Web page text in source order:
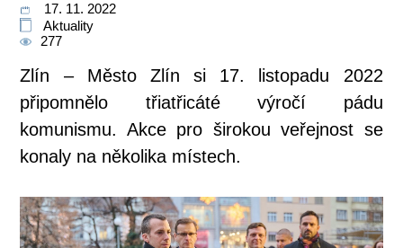
17. 11. 2022
Aktuality
277
Zlín – Město Zlín si 17. listopadu 2022
připomnělo třiatřicáté výročí pádu
komunismu. Akce pro širokou veřejnost se
konaly na několika místech.